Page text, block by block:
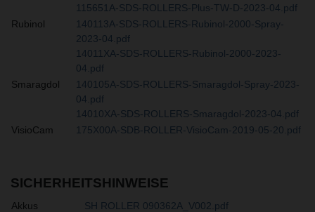
115651A-SDS-ROLLERS-Plus-TW-D-2023-04.pdf
Rubinol
140113A-SDS-ROLLERS-Rubinol-2000-Spray-
2023-04.pdf
14011XA-SDS-ROLLERS-Rubinol-2000-2023-
04.pdf
Smaragdol
140105A-SDS-ROLLERS-Smaragdol-Spray-2023-
04.pdf
14010XA-SDS-ROLLERS-Smaragdol-2023-04.pdf
VisioCam
175X00A-SDB-ROLLER-VisioCam-2019-05-20.pdf
SICHERHEITSHINWEISE
Akkus
SH ROLLER 090362A_V002.pdf